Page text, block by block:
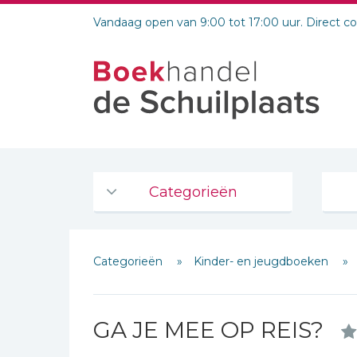
Vandaag open van 9:00 tot 17:00 uur. Direct
Categorieën
De Bijbel
Bijbelse Dagboeken 2026
Bijbelstudie groepen
Categorieën Kinder- en jeugdboeken
GA JE MEE OP REIS?